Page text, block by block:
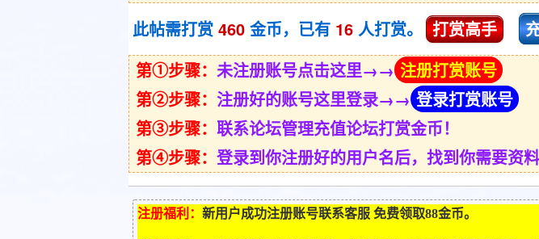
此帖需打赏 460 金币，已有 16 人打赏。 打赏高手
第①步骤： 未注册账号点击这里→→ 注册打赏账号
第②步骤： 注册好的账号这里登录→→ 登录打赏账号
第③步骤： 联系论坛管理充值论坛打赏金币！
第④步骤： 登录到你注册好的用户名后，找到你需要资
注册福利： 新用户成功注册账号联系客服 免费领取88金币。